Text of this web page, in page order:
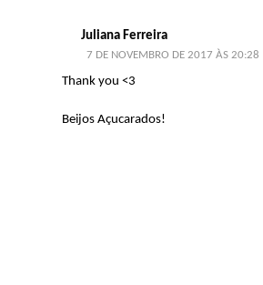
Juliana Ferreira
7 DE NOVEMBRO DE 2017 ÀS 20:28
Thank you <3
Beijos Açucarados!